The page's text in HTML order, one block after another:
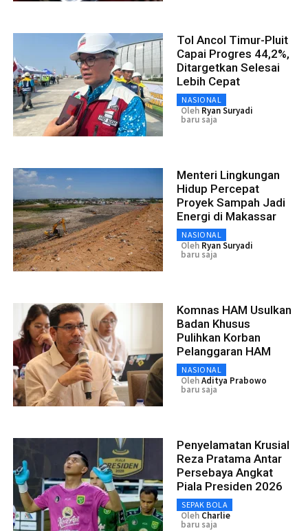
Tol Ancol Timur-Pluit
Capai Progres 44,2%,
Ditargetkan Selesai
Lebih Cepat
NASIONAL
Oleh Ryan Suryadi
baru saja
Menteri Lingkungan
Hidup Percepat
Proyek Sampah Jadi
Energi di Makassar
NASIONAL
Oleh Ryan Suryadi
baru saja
Komnas HAM Usulkan
Badan Khusus
Pulihkan Korban
Pelanggaran HAM
NASIONAL
OlehAditya Prabowo
baru saja
Penyelamatan Krusial
Reza Pratama Antar
Persebaya Angkat
Piala Presiden 2026
SEPAK BOLA
Oleh Charlie
baru saja